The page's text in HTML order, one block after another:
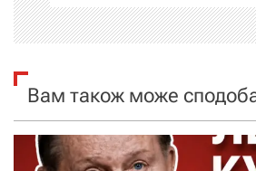
і
а
Вам також може